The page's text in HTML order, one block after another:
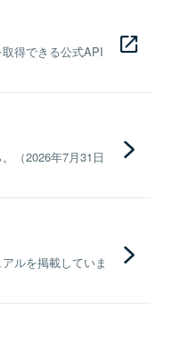
得できる公式API
（2026年7月31日
ルを掲載していま